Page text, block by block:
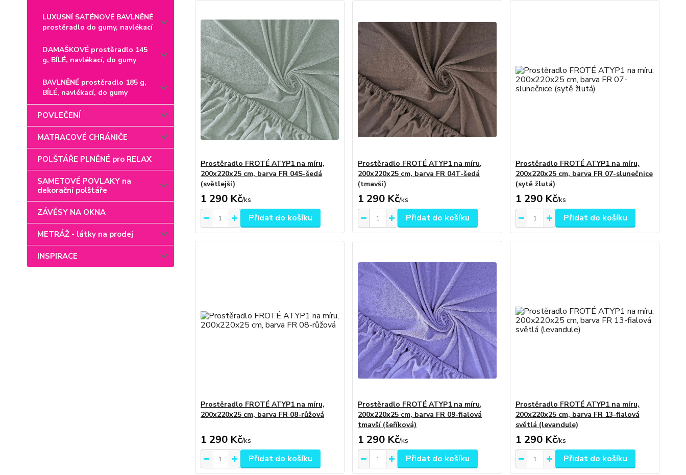
LUXUSNÍ SATÉNOVÉ BAVLNĚNÉ
prostěradlo do gumy, navlékací
DAMAŠKOVÉ prostěradlo 145
g, BÍLÉ, navlékací, do gumy
BAVLNĚNÉ prostěradlo 185 g,
BÍLÉ, navlékací, do gumy
POVLEČENÍ
MATRACOVÉ CHRÁNIČE
POLŠTÁŘE PLNĚNÉ pro RELAX
SAMETOVÉ POVLAKY na
dekorační polštáře
ZÁVĚSY NA OKNA
METRÁŽ - látky na prodej
INSPIRACE
Prostěradlo FROTÉ ATYP1 na míru,
200x220x25 cm, barva FR 04S-šedá
(světlejší)
1 290 Kč/ks
Přidat do košíku
Prostěradlo FROTÉ ATYP1 na míru,
200x220x25 cm, barva FR 04T-šedá
(tmavší)
1 290 Kč/ks
Přidat do košíku
Prostěradlo FROTÉ ATYP1 na míru,
200x220x25 cm, barva FR 07-slunečnice
(sytě žlutá)
1 290 Kč/ks
Přidat do košíku
Prostěradlo FROTÉ ATYP1 na míru,
200x220x25 cm, barva FR 08-růžová
1 290 Kč/ks
Přidat do košíku
Prostěradlo FROTÉ ATYP1 na míru,
200x220x25 cm, barva FR 09-fialová
tmavší (šeříková)
1 290 Kč/ks
Přidat do košíku
Prostěradlo FROTÉ ATYP1 na míru,
200x220x25 cm, barva FR 13-fialová
světlá (levandule)
1 290 Kč/ks
Přidat do košíku